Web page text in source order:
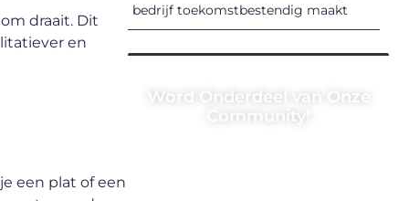
draait. Dit
en
een plat of een
bedrijf toekomstbestendig maakt
Word Onderdeel van Onze
Community!